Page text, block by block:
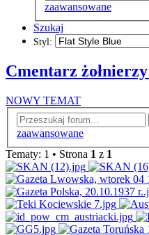
zaawansowane
Szukaj
Styl:
Cmentarz
NOWY TEMAT
zaawansowane
Tematy: 1 • Strona 1 z 1